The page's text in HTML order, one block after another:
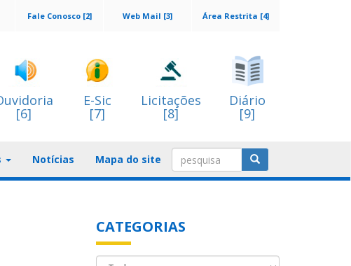
Área Restrita [4]
Web Mail [3]
Fale Conosco [2]
[6]
E-Sic
[7]
Licitações
[8]
Diário
[9]
Notícias Mapa do site
CATEGORIAS